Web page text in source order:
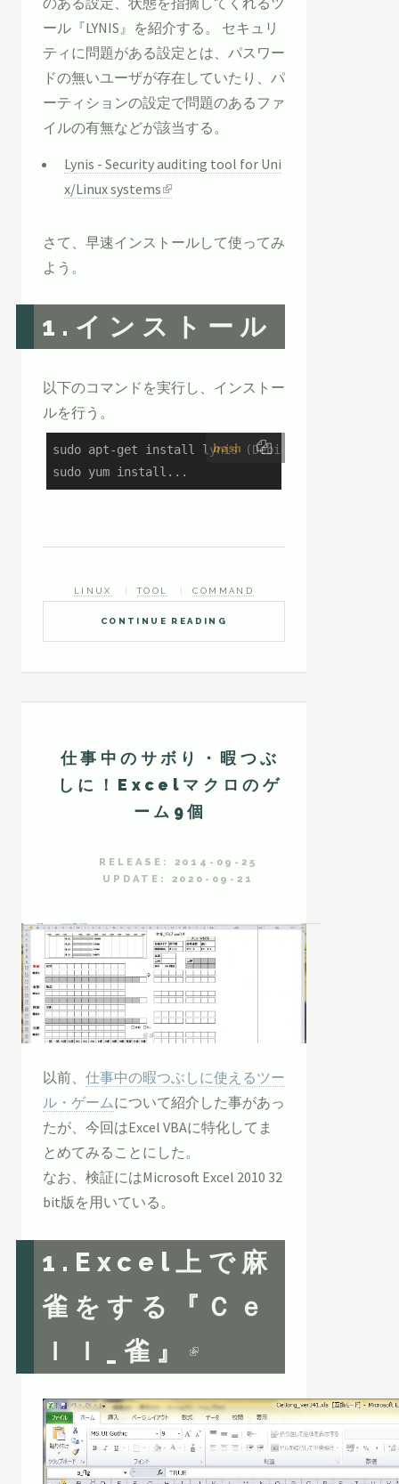
ール『LYNIS』を紹介する。 セキュリ
ティに問題がある設定とは、パスワー
ドの無いユーザが存在していたり、パ
ーティションの設定で問題のあるファ
イルの有無などが該当する。
Lynis - Security auditing tool for Uni
x/Linux systems
さて、早速インストールして使ってみ
よう。
1.インストール
以下のコマンドを実行し、インストー
ルを行う。
bash
sudo apt-get install lynis (Debian/Ubuntuの場合)
sudo yum install...
CONTINUE READING
LINUX TOOL COMMAND
仕事中のサボり・暇つぶ
しに！Excelマクロのゲ
ーム9個
RELEASE: 2014-09-25
UPDATE: 2020-09-21
以前、 仕事中の暇つぶしに使えるツー
ル・ゲームについて紹介した事があっ
たが、今回はExcel VBAに特化してま
とめてみることにした。
なお、検証にはMicrosoft Excel 2010 32
bit版を用いている。
1. Excel上で麻
雀をする『Ｃｅ
ｌｌ_雀』